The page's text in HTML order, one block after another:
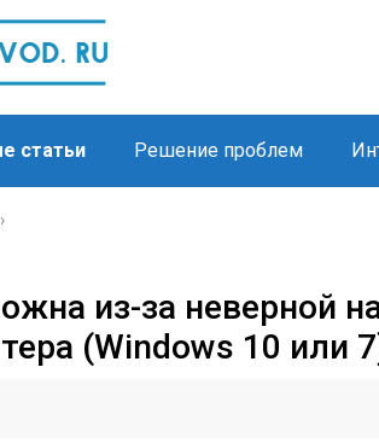
статьи Решение проблем
›
из-за неверной
(Windows 10 или